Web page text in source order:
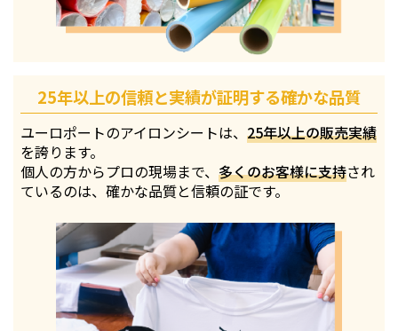
25年以上の信頼と実績が証明する確かな品質
ユーロポートのアイロンシートは、25年以上の販売実績
を誇ります。
個人の方からプロの現場まで、多くのお客様に支持され
ているのは、確かな品質と信頼の証です。